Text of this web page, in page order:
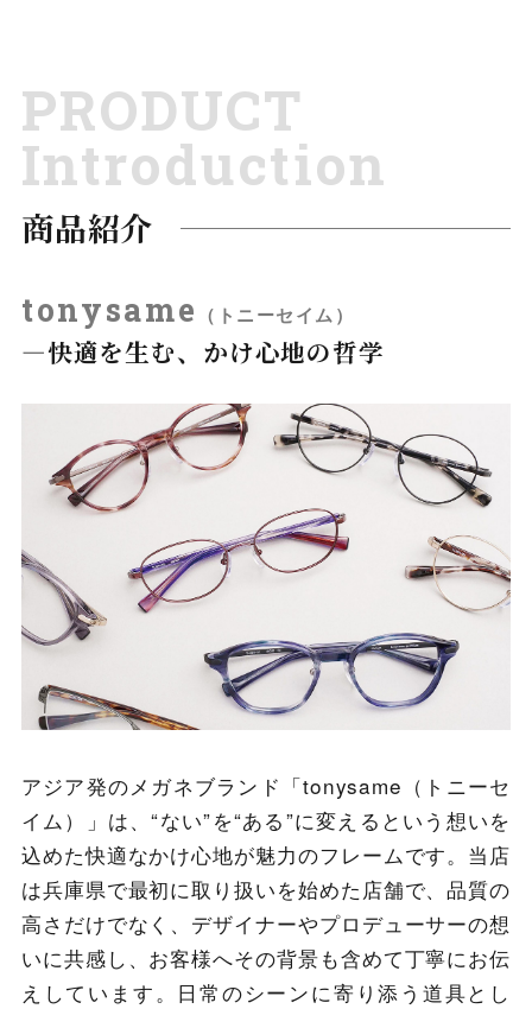
PRODUCT
Introduction
商品紹介
tonysame （トニーセイム）
―快適を生む、かけ心地の哲学
アジア発のメガネブランド「tonysame（トニーセ
イム）」は、“ない”を“ある”に変えるという想いを
込めた快適なかけ心地が魅力のフレームです。当店
は兵庫県で最初に取り扱いを始めた店舗で、品質の
高さだけでなく、デザイナーやプロデューサーの想
いに共感し、お客様へその背景も含めて丁寧にお伝
えしています。日常のシーンに寄り添う道具とし